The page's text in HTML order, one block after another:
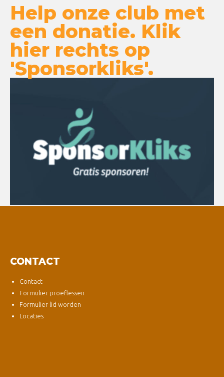
Help onze club met
een donatie. Klik
hier rechts op
'Sponsorkliks'.
CONTACT
Contact
Formulier proeflessen
Formulier lid worden
Locaties